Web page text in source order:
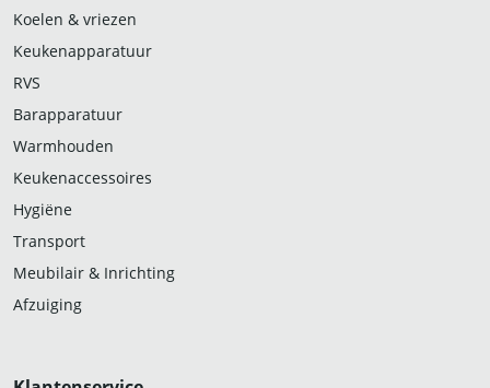
Koelen & vriezen
Keukenapparatuur
RVS
Barapparatuur
Warmhouden
Keukenaccessoires
Hygiëne
Transport
Meubilair & Inrichting
Afzuiging